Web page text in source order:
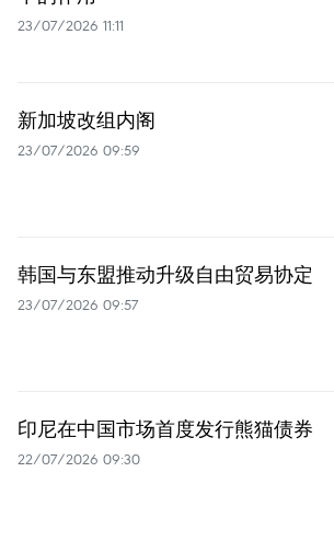
23/07/2026 11:11
新加坡改组内阁
23/07/2026 09:59
韩国与东盟推动升级自由贸易协定
23/07/2026 09:57
印尼在中国市场首度发行熊猫债券
22/07/2026 09:30